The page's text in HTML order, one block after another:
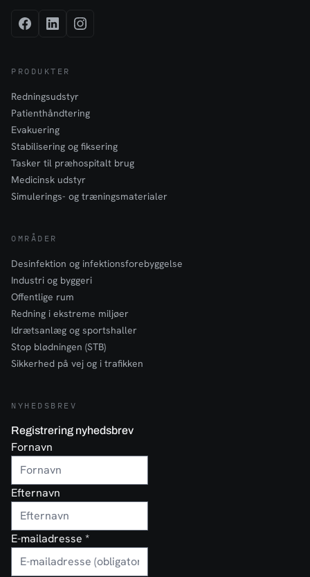
PRODUKTER
Redningsudstyr
Patienthåndtering
Evakuering
Stabilisering og fiksering
Tasker til præhospitalt brug
Medicinsk udstyr
Simulerings- og træningsmaterialer
OMRÅDER
Desinfektion og infektionsforebyggelse
Industri og byggeri
Offentlige rum
Redning i ekstreme miljøer
Idrætsanlæg og sportshaller
Stop blødningen (STB)
Sikkerhed på vej og i trafikken
NYHEDSBREV
Registrering nyhedsbrev
Fornavn
Efternavn
E-mailadresse *